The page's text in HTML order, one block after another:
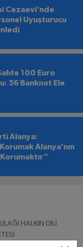
Cezaevi’nde
Uyuşturucu
100 Euro
56 Banknot Ele
Alanya:
Alanya’nın
HALKIN DİLİ